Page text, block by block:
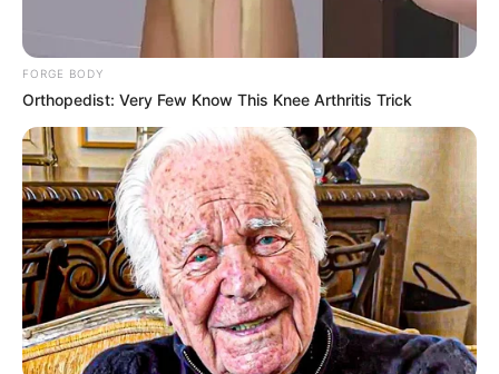
FORGE BODY
Orthopedist: Very Few Know This Knee Arthritis Trick